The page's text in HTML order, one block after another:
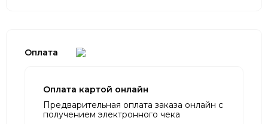
Оплата
Оплата картой онлайн
Предварительная оплата заказа онлайн с
получением электронного чека